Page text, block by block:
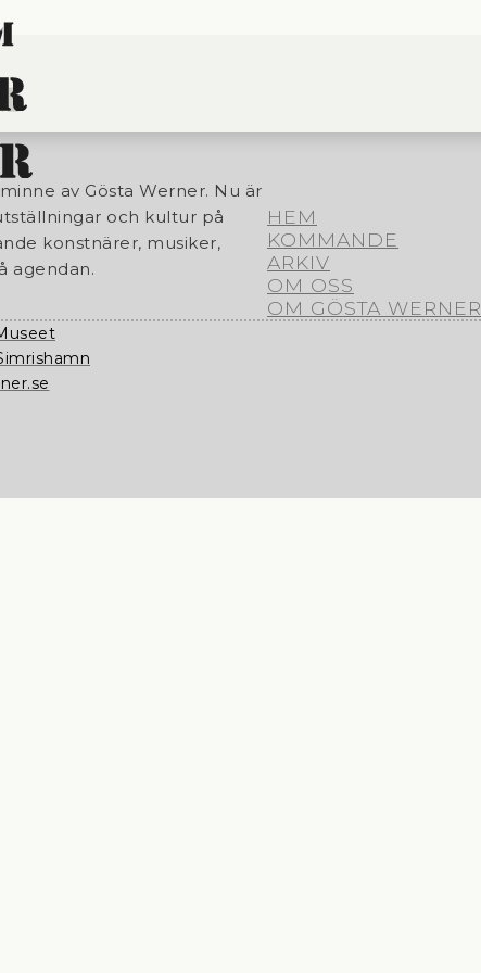
av Gösta Werner. Nu är
och kultur på
konstnärer, musiker,
agendan.
HEM
KOMMANDE
ARKIV
OM OSS
OM GÖSTA WERNER